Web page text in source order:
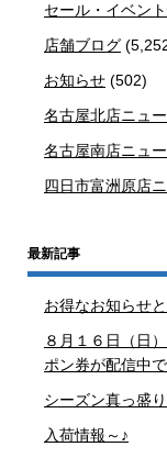
セール・イベン
店舗ブログ
お知らせ (502)
名古屋北店ニュ
名古屋南店ニュ
四日市富洲原店
最新記事
お得なお知らせ
８月１６日（日
ポン券が配信中で
シーズン真っ盛
入荷情報～♪